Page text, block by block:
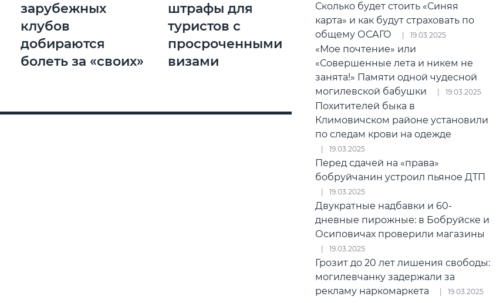
зарубежных
клубов
добираются
болеть за «своих»
штрафы для
туристов с
просроченными
визами
Сколько будет стоить «Синяя
карта» и как будут страховать по
общему ОСАГО
19.03.2025
«Мое почтение» или
«Совершенные лета и никем не
занята!» Памяти одной чудесной
могилевской бабушки
19.03.2025
Похитителей быка в
Климовичском районе установили
по следам крови на одежде
19.03.2025
Перед сдачей на «права»
бобруйчанин устроил пьяное ДТП
19.03.2025
Двукратные надбавки и 60-
дневные пирожные: в Бобруйске и
Осиповичах проверили магазины
19.03.2025
Грозит до 20 лет лишения свободы:
могилевчанку задержали за
рекламу наркомаркета
19.03.2025